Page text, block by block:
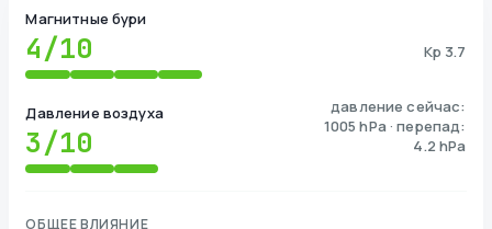
Магнитные бури
4/10 Kp 3.7
Давление воздуха
3/10
давление сейчас:
1005 hPa · перепад:
4.2 hPa
ОБЩЕЕ ВЛИЯНИЕ